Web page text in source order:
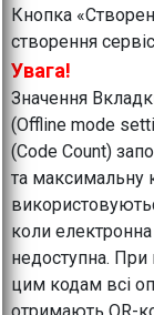
Кнопка
створення
Увага!
Значення
(Offline mode
(Code Count)
та максимальну
коли
недоступна. При
цим кодам всі
отримають QR-